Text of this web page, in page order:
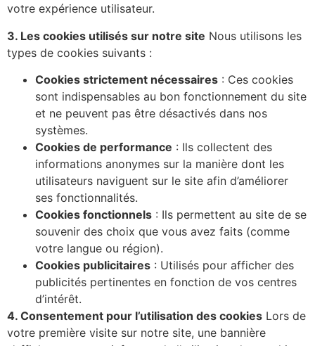
votre expérience utilisateur.
3. Les cookies utilisés sur notre site Nous utilisons les
types de cookies suivants :
Cookies strictement nécessaires : Ces cookies
sont indispensables au bon fonctionnement du site
et ne peuvent pas être désactivés dans nos
systèmes.
Cookies de performance : Ils collectent des
informations anonymes sur la manière dont les
utilisateurs naviguent sur le site afin d’améliorer
ses fonctionnalités.
Cookies fonctionnels : Ils permettent au site de se
souvenir des choix que vous avez faits (comme
votre langue ou région).
Cookies publicitaires : Utilisés pour afficher des
publicités pertinentes en fonction de vos centres
d’intérêt.
4. Consentement pour l’utilisation des cookies Lors de
votre première visite sur notre site, une bannière